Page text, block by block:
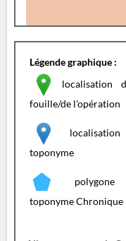
Légende graphique :
localisation
fouille/de l'opération
toponyme
toponyme Chronique